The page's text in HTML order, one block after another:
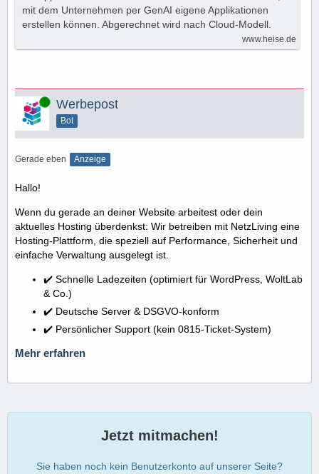
mit dem Unternehmen per GenAI eigene Applikationen
erstellen können. Abgerechnet wird nach Cloud-Modell.
www.heise.de
Online Werbepost
Bot
Gerade eben Anzeige
Hallo!
Wenn du gerade an deiner Website arbeitest oder dein
aktuelles Hosting überdenkst: Wir betreiben mit NetzLiving eine
Hosting-Plattform, die speziell auf Performance, Sicherheit und
einfache Verwaltung ausgelegt ist.
✔️ Schnelle Ladezeiten (optimiert für WordPress, WoltLab
& Co.)
✔️ Deutsche Server & DSGVO-konform
✔️ Persönlicher Support (kein 0815-Ticket-System)
Mehr erfahren
Jetzt mitmachen!
Sie haben noch kein Benutzerkonto auf unserer Seite?